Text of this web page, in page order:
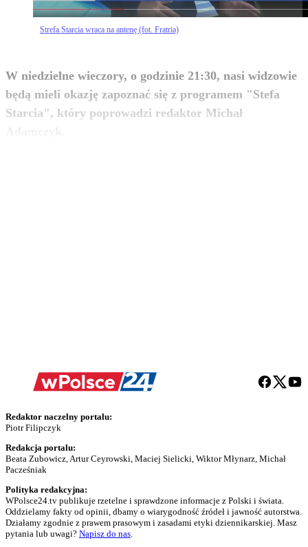
Strefa Starcia wraca na antenę (fot. Fratria)
W niedzielne wieczory, o godzinie 21:30, nasi widzowie
będą mieli okazję zapoznać się z programem "Stefa
Starcia", który poprowadzi redaktor Michał
zobacz więcej
Redaktor naczelny portalu:
Piotr Filipczyk
Redakcja portalu:
Beata Zubowicz, Artur Ceyrowski, Maciej Sielicki, Wiktor Młynarz, Michał
Pacześniak
Polityka redakcyjna:
WPolsce24.tv publikuje rzetelne i sprawdzone informacje z Polski i świata.
Oddzielamy fakty od opinii, dbamy o wiarygodność źródeł i jawność autorstwa.
Działamy zgodnie z prawem prasowym i zasadami etyki dziennikarskiej. Masz
pytania lub uwagi? Napisz do nas